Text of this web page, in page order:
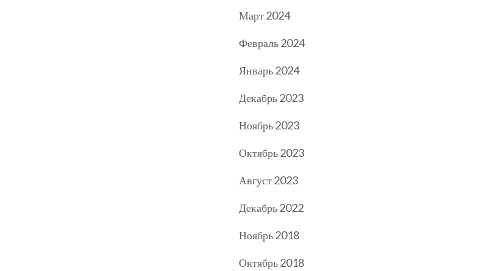
Март 2024
Февраль 2024
Январь 2024
Декабрь 2023
Ноябрь 2023
Октябрь 2023
Август 2023
Декабрь 2022
Ноябрь 2018
Октябрь 2018